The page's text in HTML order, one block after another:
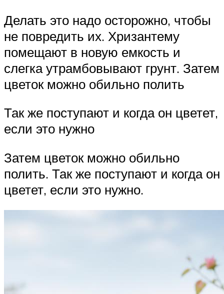
Делать это надо осторожно, чтобы
не повредить их. Хризантему
помещают в новую емкость и
слегка утрамбовывают грунт. Затем
цветок можно обильно полить
Так же поступают и когда он цветет,
если это нужно
Затем цветок можно обильно
полить. Так же поступают и когда он
цветет, если это нужно.